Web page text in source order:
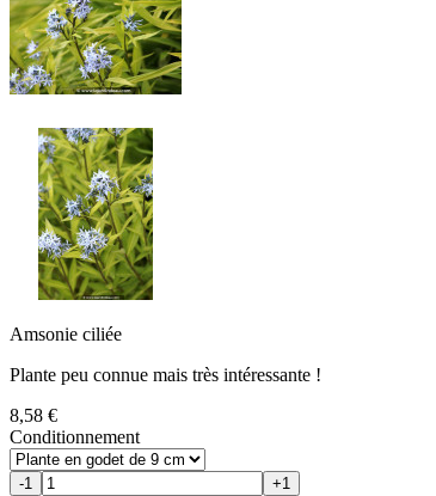
Amsonie ciliée
Plante peu connue mais très intéressante !
8,58 €
Conditionnement
-1 +1